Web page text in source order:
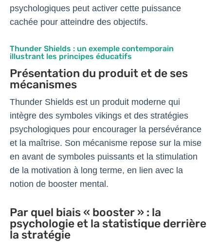
psychologiques peut activer cette puissance
cachée pour atteindre des objectifs.
Thunder Shields : un exemple contemporain
illustrant les principes éducatifs
Présentation du produit et de ses
mécanismes
Thunder Shields est un produit moderne qui
intègre des symboles vikings et des stratégies
psychologiques pour encourager la persévérance
et la maîtrise. Son mécanisme repose sur la mise
en avant de symboles puissants et la stimulation
de la motivation à long terme, en lien avec la
notion de booster mental.
Par quel biais « booster » : la
psychologie et la statistique derrière
la stratégie